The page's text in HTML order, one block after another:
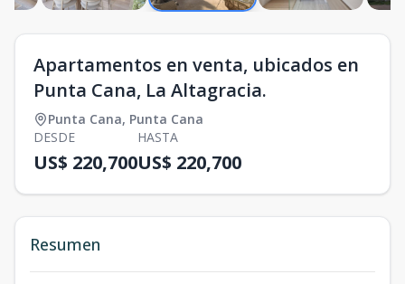
Apartamentos en venta, ubicados en
Punta Cana, La Altagracia.
Punta Cana, Punta Cana
DESDE
US$ 220,700
HASTA
US$ 220,700
Resumen